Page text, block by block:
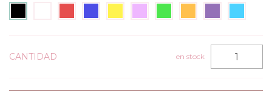
CANTIDAD en stock